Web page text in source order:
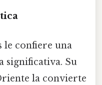
le confiere una
significativa. Su
la convierte